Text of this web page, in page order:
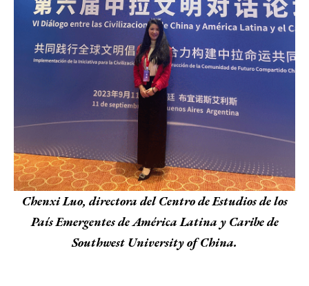
Chenxi Luo, directora del Centro de Estudios de los
País Emergentes de América Latina y Caribe de
Southwest University of China.